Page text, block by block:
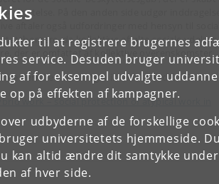
til at registrere brugernes
service. Desuden bruger
af for eksempel udvalgte
op på effekten af kampagner.
udbyderne af de forskellige
universitetets hjemmeside.
kan altid ændre dit samtykke under
af hver side.
På den anden side udgør
aftaler også udfordringer med hensyn til social
da kollektive aftalte sociale ydelser
der er omfattet af kollektive overenskomster.
Pernille Larsen og Mikkel Mailand fra FAOS.
work – social protection of atypical work in